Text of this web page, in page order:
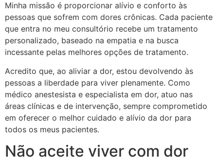
Minha missão é proporcionar alívio e conforto às
pessoas que sofrem com dores crônicas. Cada paciente
que entra no meu consultório recebe um tratamento
personalizado, baseado na empatia e na busca
incessante pelas melhores opções de tratamento.
Acredito que, ao aliviar a dor, estou devolvendo às
pessoas a liberdade para viver plenamente. Como
médico anestesista e especialista em dor, atuo nas
áreas clínicas e de intervenção, sempre comprometido
em oferecer o melhor cuidado e alívio da dor para
todos os meus pacientes.
Não aceite viver com dor